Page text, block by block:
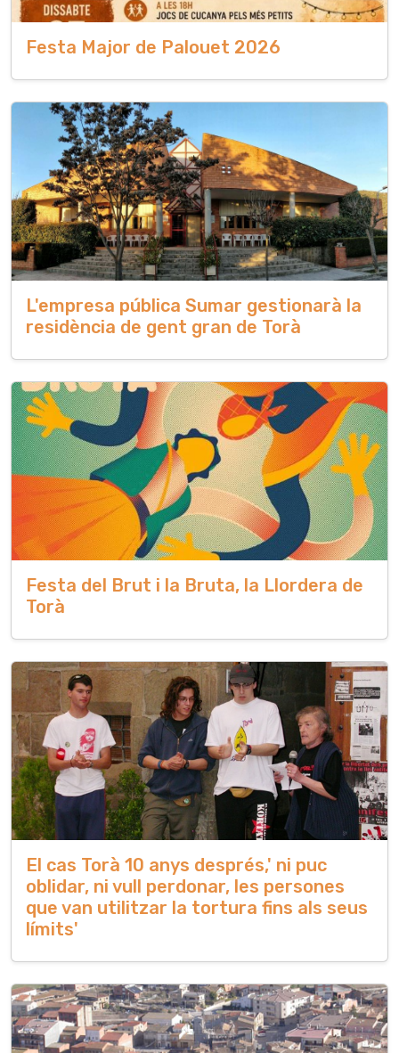
Festa Major de Palouet 2026
L'empresa pública Sumar gestionarà la
residència de gent gran de Torà
Festa del Brut i la Bruta, la Llordera de
Torà
El cas Torà 10 anys després,' ni puc
oblidar, ni vull perdonar, les persones
que van utilitzar la tortura fins als seus
límits'